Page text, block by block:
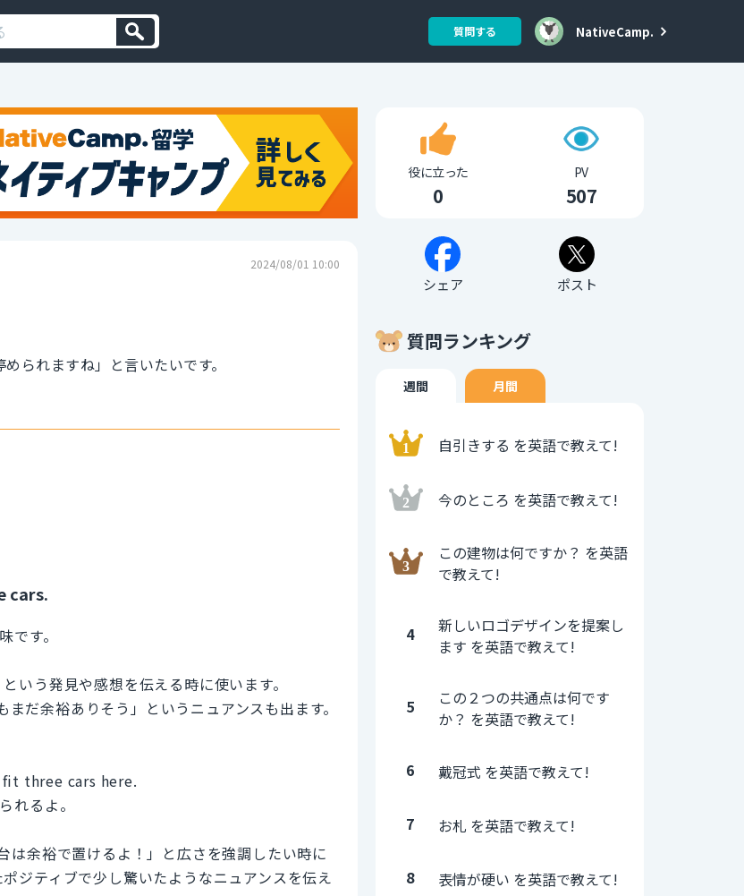
質問する NativeCamp.
2024/08/01 10:00
られますね」と言いたいです。
cars.
です。
いう発見や感想を伝える時に使います。
だ余裕ありそう」というニュアンスも出ます。
three cars here.
れるよ。
は余裕で置けるよ！」と広さを強調したい時に
ジティブで少し驚いたようなニュアンスを伝え
役に立った
0
PV
507
シェア ポスト
質問ランキング
週間 月間
自引きする を英語で教えて!
今のところ を英語で教えて!
この建物は何ですか？ を英語
で教えて!
4
新しいロゴデザインを提案し
ます を英語で教えて!
5
この２つの共通点は何です
か？ を英語で教えて!
6 戴冠式 を英語で教えて!
7 お札 を英語で教えて!
8 表情が硬い を英語で教えて!